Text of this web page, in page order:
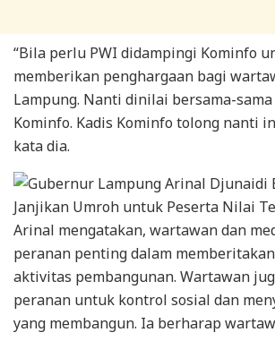
“Bila perlu PWI didampingi Kominfo
memberikan penghargaan bagi
Lampung. Nanti dinilai bersama-
Kominfo. Kadis Kominfo tolong nanti
kata dia.
Arinal mengatakan, wartawan dan
peranan penting dalam
aktivitas pembangunan. Wartawan
peranan untuk kontrol sosial dan
yang membangun. Ia berharap